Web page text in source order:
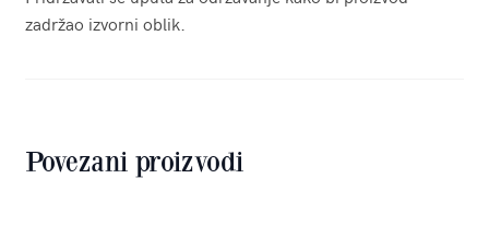
zadržao izvorni oblik.
Povezani proizvodi